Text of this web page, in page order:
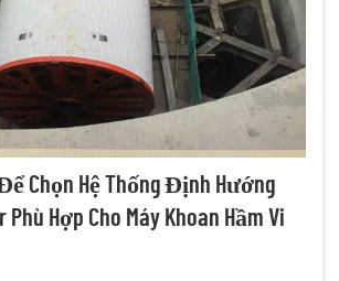
Chọn Hệ Thống Định Hướng
Phù Hợp Cho Máy Khoan Hầm Vi